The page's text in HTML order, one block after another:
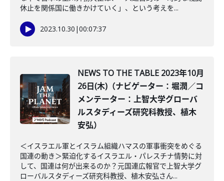
休止を関係国に働きかけていく」、という考えを...
2023.10.30 |00:07:37
NEWS TO THE TABLE 2023年10月
26日(木)（ナビゲーター：堀潤／コ
メンテーター：上智大学グローバ
ルスタディーズ研究科教授、植木
安弘）
＜イスラエル軍とイスラム組織ハマスの軍事衝突をめぐる
国連の動き＞緊迫化するイスラエル・パレスチナ情勢に対
して、国連は何が出来るのか？元国連広報官で上智大学グ
ローバルスタディーズ研究科教授、植木安弘さん...